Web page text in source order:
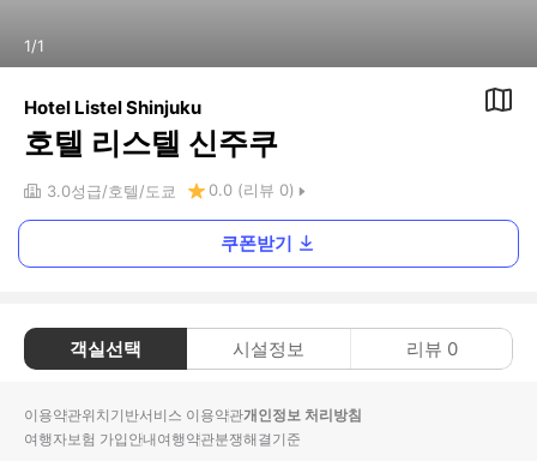
1/1
Hotel Listel Shinjuku
호텔 리스텔 신주쿠
3.0성급 호텔 도쿄 0.0 (리뷰 0)
쿠폰받기
객실선택 시설정보 리뷰 0
이용약관위치기반서비스 이용약관개인정보 처리방침
여행자보험 가입안내여행약관분쟁해결기준